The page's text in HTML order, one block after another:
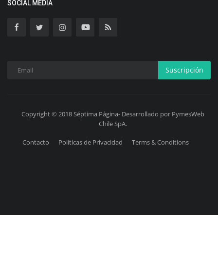
SOCIAL MEDIA
Suscripción
Copyright © 2018 Séptima Página- Desarrollado por PymesWeb
Chile SpA.
Contacto Políticas de Privacidad Terms & Conditions